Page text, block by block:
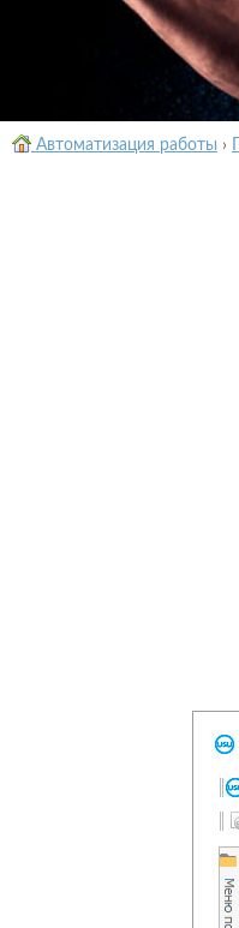
Автоматизация работы ›